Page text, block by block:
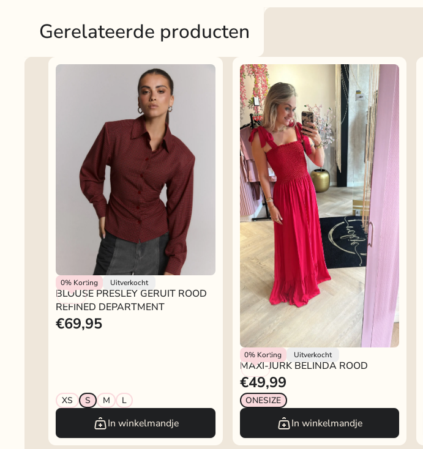
Gerelateerde producten
0% Korting Uitverkocht
Refined Department
BLOUSE PRESLEY GERUIT ROOD
REFINED DEPARTMENT
€69,95
XS S M L
In winkelmandje
MAXI-JURK BELINDA ROOD
0% Korting Uitverkocht
Rokjeklokje
MAXI-JURK BELINDA ROOD
€49,99
ONESIZE
In winkelmandje